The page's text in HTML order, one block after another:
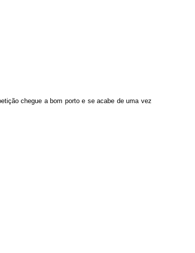
chegue a bom porto e se acabe de uma vez